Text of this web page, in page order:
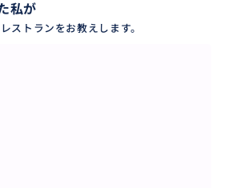
私が
ストランをお教えします。